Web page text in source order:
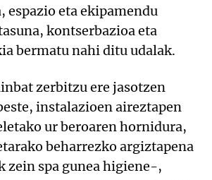
espazio eta ekipamendu
kontserbazioa eta
bermatu nahi ditu udalak.
zerbitzu ere jasotzen
instalazioen aireztapen
ur beroaren hornidura,
beharrezko argiztapena
zein spa gunea higiene-,